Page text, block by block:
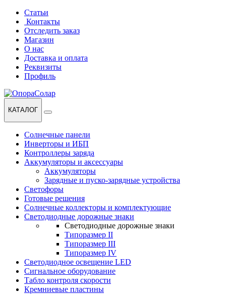
Перейти
навигации
Перейти
содержанию
Статьи
Контакты
Отследить заказ
Магазин
О нас
Доставка и оплата
Реквизиты
Профиль
КАТАЛОГ
Солнечные панели
Инверторы и ИБП
Контроллеры заряда
Аккумуляторы и аксессуары
Аккумуляторы
Зарядные и пуско-зарядные устройства
Светофоры
Готовые решения
Солнечные коллекторы и комплектующие
Светодиодные дорожные знаки
Светодиодные дорожные знаки
Типоразмер II
Типоразмер III
Типоразмер IV
Светодиодное освещение LED
Сигнальное оборудование
Табло контроля скорости
Кремниевые пластины